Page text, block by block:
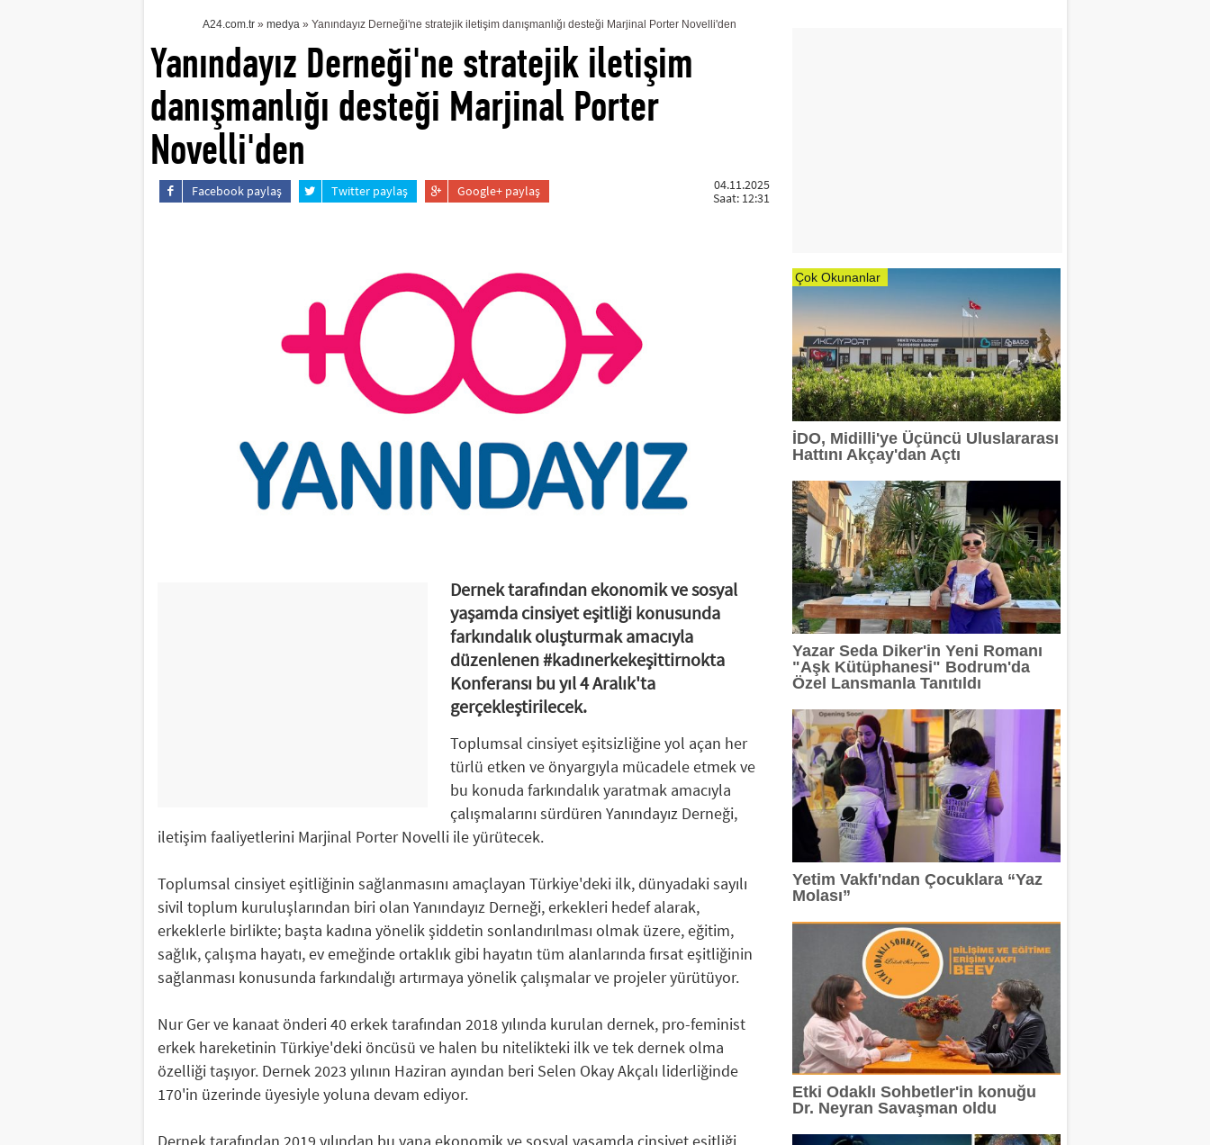
Yanındayız Derneği'ne stratejik iletişim
danışmanlığı desteği Marjinal Porter
Novelli'den
A24.com.tr» medya » Yanındayız Derneği'ne stratejik iletişim danışmanlığı desteği Marjinal Porter Novelli'den
Facebook paylaş Twitter paylaş Google+ paylaş
04.11.2025
Saat: 12:31
Dernek tarafından ekonomik ve sosyal
yaşamda cinsiyet eşitliği konusunda
farkındalık oluşturmak amacıyla
düzenlenen #kadınerkekeşittirnokta
Konferansı bu yıl 4 Aralık'ta
gerçekleştirilecek.
Toplumsal cinsiyet eşitsizliğine yol açan her
türlü etken ve önyargıyla mücadele etmek ve
bu konuda farkındalık yaratmak amacıyla
çalışmalarını sürdüren Yanındayız Derneği,
iletişim faaliyetlerini Marjinal Porter Novelli ile yürütecek.
Toplumsal cinsiyet eşitliğinin sağlanmasını amaçlayan Türkiye'deki ilk, dünyadaki sayılı
sivil toplum kuruluşlarından biri olan Yanındayız Derneği, erkekleri hedef alarak,
erkeklerle birlikte; başta kadına yönelik şiddetin sonlandırılması olmak üzere, eğitim,
sağlık, çalışma hayatı, ev emeğinde ortaklık gibi hayatın tüm alanlarında fırsat eşitliğinin
sağlanması konusunda farkındalığı artırmaya yönelik çalışmalar ve projeler yürütüyor.
Nur Ger ve kanaat önderi 40 erkek tarafından 2018 yılında kurulan dernek, pro-feminist
erkek hareketinin Türkiye'deki öncüsü ve halen bu nitelikteki ilk ve tek dernek olma
özelliği taşıyor. Dernek 2023 yılının Haziran ayından beri Selen Okay Akçalı liderliğinde
170'in üzerinde üyesiyle yoluna devam ediyor.
Dernek tarafından 2019 yılından bu yana ekonomik ve sosyal yaşamda cinsiyet eşitliği
Çok Okunanlar
İDO, Midilli'ye Üçüncü Uluslararası
Hattını Akçay'dan Açtı
Yazar Seda Diker'in Yeni Romanı
"Aşk Kütüphanesi" Bodrum'da
Özel Lansmanla Tanıtıldı
Yetim Vakfı'ndan Çocuklara “Yaz
Molası”
Etki Odaklı Sohbetler'in konuğu
Dr. Neyran Savaşman oldu